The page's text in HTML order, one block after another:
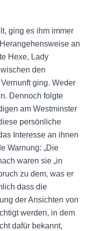
ging es ihm immer
an
Hexe, Lady
den
ging. Weder
Dennoch folgte
am Westminster
persönliche
Interesse an ihnen
Warnung: „Die
waren sie „in
zu dem, was er
dass die
der Ansichten von
werden, in dem
dafür bekannt,